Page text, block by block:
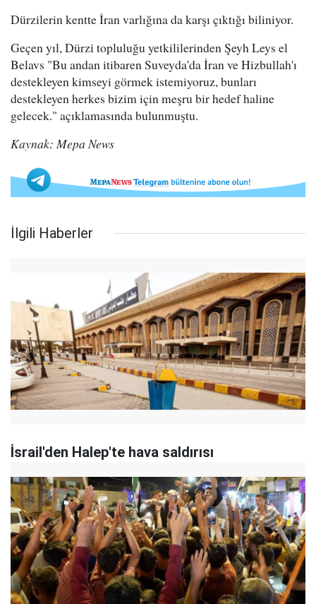
Dürzilerin kentte İran varlığına da karşı çıktığı biliniyor.
Geçen yıl, Dürzi topluluğu yetkililerinden Şeyh Leys el
Belavs "Bu andan itibaren Suveyda'da İran ve Hizbullah'ı
destekleyen kimseyi görmek istemiyoruz, bunları
destekleyen herkes bizim için meşru bir hedef haline
gelecek." açıklamasında bulunmuştu.
Kaynak: Mepa News
İlgili Haberler
İsrail'den Halep'te hava saldırısı